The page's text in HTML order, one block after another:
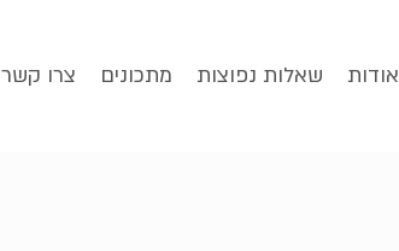
אודות שאלות נפוצות מתכונים צרו קשר